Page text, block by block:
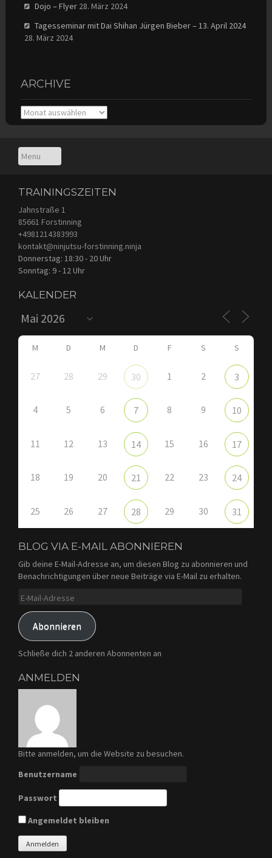
Dojo – Flyer 28. März 2024
Tagesseminar mit Dai Shihan Jürgen Bieber – 13. April 2024
28. März 2024
ARCHIVE
Archive
TRAININGSZEITEN
Jahnstraße 1
85661 Forstinning
+4981214383993
kontakt@ninjutsu-forstinning.ninja
Donnerstag: 18:30 - 20 Uhr
Sonntag: 9 - 12 Uhr
KALENDER
M D M D F S S
27 28 29 30 1 2 3
4 5 6 7 8 9 10
11 12 13 14 15 16 17
18 19 20 21 22 23 24
25 26 27 28 29 30 31
BLOG VIA E-MAIL ABONNIEREN
Gib deine E-Mail-Adresse an, um diesen Blog zu abonnieren und
Benachrichtigungen über neue Beiträge via E-Mail zu erhalten.
E-
Adresse
Abonnieren
Schließe dich 2 anderen Abonnenten an
ANMELDEN
Bitte anmelden, um die Website zu besuchen.
Benutzername
Passwort
Angemeldet bleiben